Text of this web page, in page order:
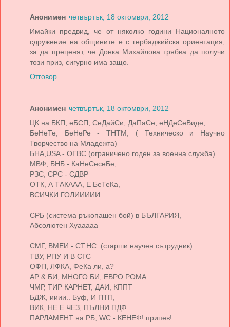
Анонимен четвъртък, 18 октомври, 2012
Имайки предвид, че от няколко години Националното
сдружение на общините е с гербаджийска ориентация,
за да преценят, че Донка Михайлова трябва да получи
този приз, сигурно има защо.
Отговор
Анонимен четвъртък, 18 октомври, 2012
ЦК на БКП, еБСП, СеДайСи, ДаПаСе, еНДeСeВиде,
БеНеТе, БеНеРе - ТНТМ, ( Техническо и Научно
Творчество на Младежта)
БНА,USA - ОГВС (ограничено годен за военна служба)
МВФ, БНБ - КаНеСесеБе,
РЗС, СРС - СДВР
ОТК, А ТАКААА, Е БеТеКа,
ВСИЧКИ ГОЛИИИИИ
СРБ (система ръкопашен бой) в БЪЛГАРИЯ,
Абсолютен Хуааааа
СМГ, ВМЕИ - СТ.НС. (старши научен сътрудник)
ТВУ, РПУ И В СГС
ОФП, ЛФКА, ФеКа ли, а?
АР & БИ, МНОГО БИ, ЕВРО РОМА
ЧМР, ТИР КАРНЕТ, ДАИ, КППТ
БДЖ, ииии.. Буф, И ПТП,
ВИК, НЕ Е ЧЕЗ, ПЪЛНИ ПДФ
ПАРЛАМЕНТ на РБ, WC - КЕНЕФ! припев!